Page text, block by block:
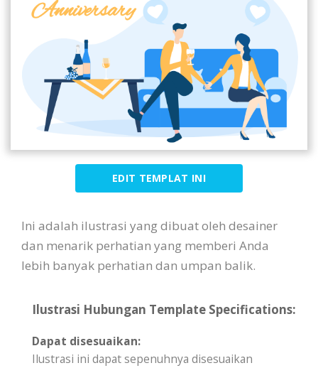
EDIT TEMPLAT INI
Ini adalah ilustrasi yang dibuat oleh desainer
dan menarik perhatian yang memberi Anda
lebih banyak perhatian dan umpan balik.
Ilustrasi Hubungan Template Specifications:
Dapat disesuaikan:
Ilustrasi ini dapat sepenuhnya disesuaikan